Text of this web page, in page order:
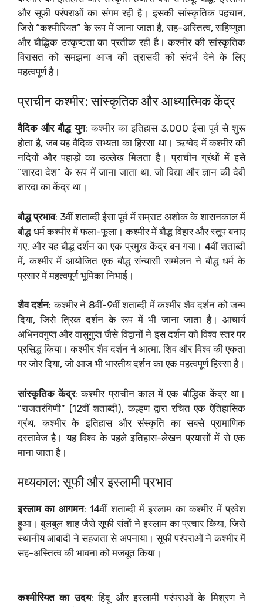
और सूफी परंपराओं का संगम रही है। इसकी सांस्कृतिक पहचान,
जिसे “कश्मीरियत” के रूप में जाना जाता है, सह-अस्तित्व, सहिष्णुता
और बौद्धिक उत्कृष्टता का प्रतीक रही है। कश्मीर की सांस्कृतिक
विरासत को समझना आज की त्रासदी को संदर्भ देने के लिए
महत्वपूर्ण है।
प्राचीन कश्मीर: सांस्कृतिक और आध्यात्मिक केंद्र
वैदिक और बौद्ध युग: कश्मीर का इतिहास 3,000 ईसा पूर्व से शुरू
होता है, जब यह वैदिक सभ्यता का हिस्सा था। ऋग्वेद में कश्मीर की
नदियों और पहाड़ों का उल्लेख मिलता है। प्राचीन ग्रंथों में इसे
“शारदा देश” के रूप में जाना जाता था, जो विद्या और ज्ञान की देवी
शारदा का केंद्र था।
बौद्ध प्रभाव: 3वीं शताब्दी ईसा पूर्व में सम्राट अशोक के शासनकाल में
बौद्ध धर्म कश्मीर में फला-फूला। कश्मीर में बौद्ध विहार और स्तूप बनाए
गए, और यह बौद्ध दर्शन का एक प्रमुख केंद्र बन गया। 4वीं शताब्दी
में, कश्मीर में आयोजित एक बौद्ध संन्यासी सम्मेलन ने बौद्ध धर्म के
प्रसार में महत्वपूर्ण भूमिका निभाई।
शैव दर्शन: कश्मीर ने 8वीं-9वीं शताब्दी में कश्मीर शैव दर्शन को जन्म
दिया, जिसे त्रिक दर्शन के रूप में भी जाना जाता है। आचार्य
अभिनवगुप्त और वासुगुप्त जैसे विद्वानों ने इस दर्शन को विश्व स्तर पर
प्रसिद्ध किया। कश्मीर शैव दर्शन ने आत्मा, शिव और विश्व की एकता
पर जोर दिया, जो आज भी भारतीय दर्शन का एक महत्वपूर्ण हिस्सा है।
सांस्कृतिक केंद्र: कश्मीर प्राचीन काल में एक बौद्धिक केंद्र था।
“राजतरंगिणी” (12वीं शताब्दी), कल्हण द्वारा रचित एक ऐतिहासिक
ग्रंथ, कश्मीर के इतिहास और संस्कृति का सबसे प्रामाणिक
दस्तावेज है। यह विश्व के पहले इतिहास-लेखन प्रयासों में से एक
माना जाता है।
मध्यकाल: सूफी और इस्लामी प्रभाव
इस्लाम का आगमन: 14वीं शताब्दी में इस्लाम का कश्मीर में प्रवेश
हुआ। बुलबुल शाह जैसे सूफी संतों ने इस्लाम का प्रचार किया, जिसे
स्थानीय आबादी ने सहजता से अपनाया। सूफी परंपराओं ने कश्मीर में
सह-अस्तित्व की भावना को मजबूत किया।
कश्मीरियत का उदय: हिंदू और इस्लामी परंपराओं के मिश्रण ने